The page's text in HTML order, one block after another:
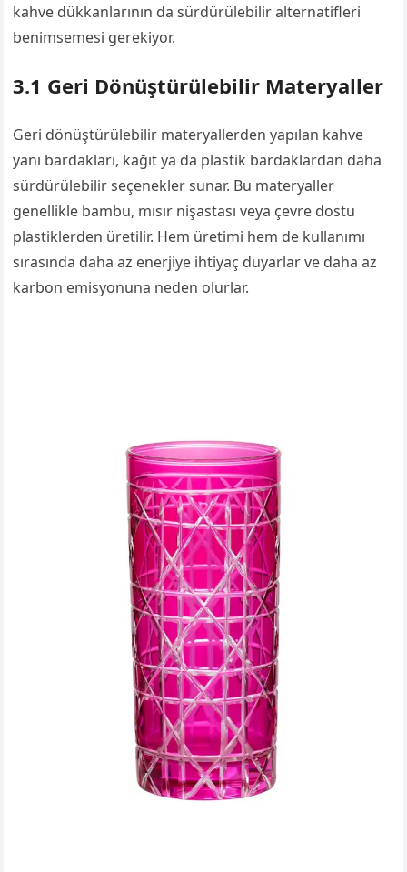
kahve dükkanlarının da sürdürülebilir alternatifleri
benimsemesi gerekiyor.
3.1 Geri Dönüştürülebilir Materyaller
Geri dönüştürülebilir materyallerden yapılan kahve
yanı bardakları, kağıt ya da plastik bardaklardan daha
sürdürülebilir seçenekler sunar. Bu materyaller
genellikle bambu, mısır nişastası veya çevre dostu
plastiklerden üretilir. Hem üretimi hem de kullanımı
sırasında daha az enerjiye ihtiyaç duyarlar ve daha az
karbon emisyonuna neden olurlar.